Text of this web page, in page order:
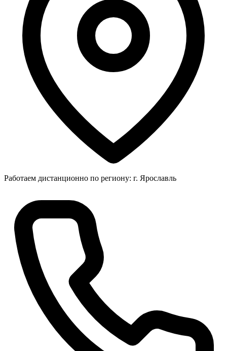
Работаем дистанционно по региону: г. Ярославль